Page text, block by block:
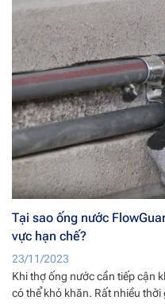
Tại sao ống nước
vực hạn chế?
23/11/2023
Khi thợ ống nước cần tiếp cận
có thể khó khăn. Rất nhiều thời